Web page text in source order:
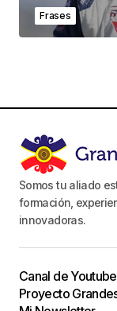
Frases
Somos tu aliado
formación,
innovadoras.
Canal de Youtube
Proyecto